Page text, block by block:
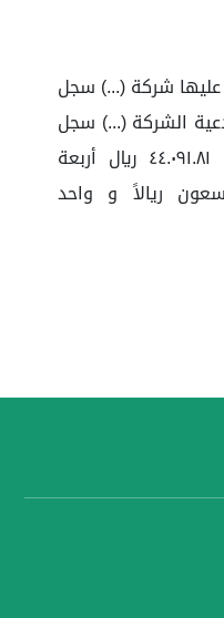
عليها شركة (...) سجل
الشركة (...) سجل
تجاري رقم (...) مبلغا قدره ٤٤.٠٩١.٨١ ريال أربعة
ريالاً و واحد